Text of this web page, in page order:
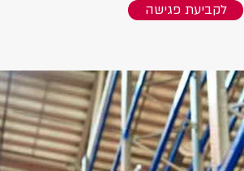
לקביעת פגישה